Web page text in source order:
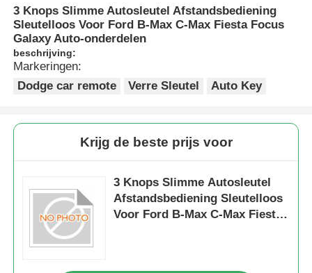
3 Knops Slimme Autosleutel Afstandsbediening
Sleutelloos Voor Ford B-Max C-Max Fiesta Focus
Galaxy Auto-onderdelen
beschrijving:
Markeringen:
Dodge car remote
Verre Sleutel Auto Key
Krijg de beste prijs voor
3 Knops Slimme Autosleutel
Afstandsbediening Sleutelloos
Voor Ford B-Max C-Max Fiesta